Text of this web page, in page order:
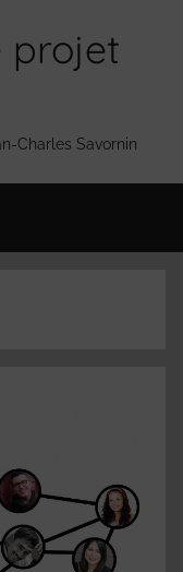
projet
Charles Savornin